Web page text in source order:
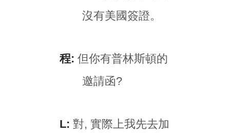
沒有美國簽證。
程: 但你有普林斯頓的
邀請函?
L: 對, 實際上我先去加